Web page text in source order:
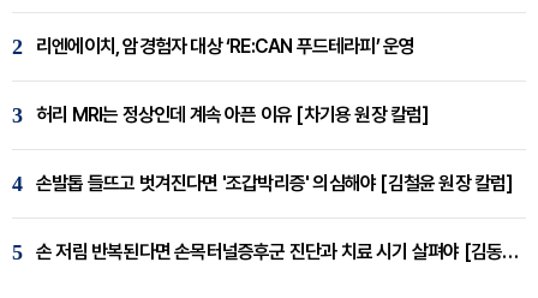
2 리엔에이치, 암경험자 대상 ‘RE:CAN 푸드테라피’ 운영
3 허리 MRI는 정상인데 계속 아픈 이유 [차기용 원장 칼럼]
4 손발톱 들뜨고 벗겨진다면 '조갑박리증' 의심해야 [김철윤 원장 칼럼]
5 손 저림 반복된다면 손목터널증후군 진단과 치료 시기 살펴야 [김동현 원장 칼럼]